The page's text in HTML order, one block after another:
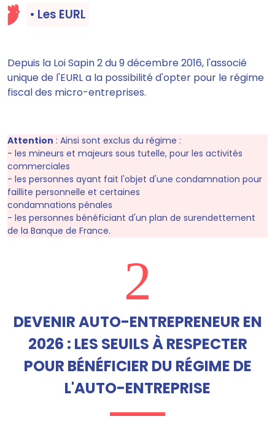
• Les EURL
Depuis la Loi Sapin 2 du 9 décembre 2016, l'associé
unique de l'EURL a la possibilité d'opter pour le régime
fiscal des micro-entreprises.
Attention : Ainsi sont exclus du régime :
- les mineurs et majeurs sous tutelle, pour les activités
commerciales
- les personnes ayant fait l'objet d'une condamnation pour
faillite personnelle et certaines
condamnations pénales
- les personnes bénéficiant d'un plan de surendettement
de la Banque de France.
2
DEVENIR AUTO-ENTREPRENEUR EN
2026 : LES SEUILS À RESPECTER
POUR BÉNÉFICIER DU RÉGIME DE
L'AUTO-ENTREPRISE